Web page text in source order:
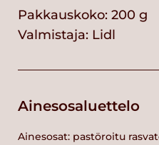
Pakkauskoko: 200 g
Valmistaja: Lidl
Ainesosaluettelo
Ainesosat: pastöroitu